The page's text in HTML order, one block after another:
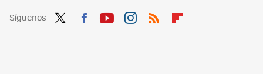
Síguenos